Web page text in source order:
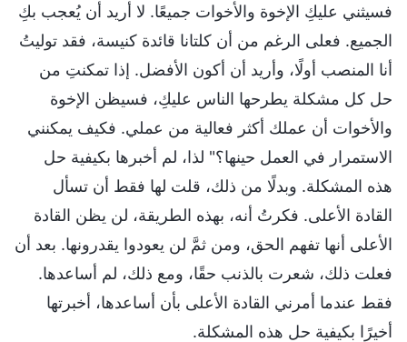
فسيثني عليكِ الإخوة والأخوات جميعًا. لا أريد أن يُعجب بكِ
الجميع. فعلى الرغم من أن كلتانا قائدة كنيسة، فقد توليتُ
أنا المنصب أولًا، وأريد أن أكون الأفضل. إذا تمكنتِ من
حل كل مشكلة يطرحها الناس عليكِ، فسيظن الإخوة
والأخوات أن عملك أكثر فعالية من عملي. فكيف يمكنني
الاستمرار في العمل حينها؟" لذا، لم أخبرها بكيفية حل
هذه المشكلة. وبدلًا من ذلك، قلت لها فقط أن تسأل
القادة الأعلى. فكرتُ أنه، بهذه الطريقة، لن يظن القادة
الأعلى أنها تفهم الحق، ومن ثمَّ لن يعودوا يقدرونها. بعد أن
فعلت ذلك، شعرت بالذنب حقًا، ومع ذلك، لم أساعدها.
فقط عندما أمرني القادة الأعلى بأن أساعدها، أخبرتها
أخيرًا بكيفية حل هذه المشكلة.